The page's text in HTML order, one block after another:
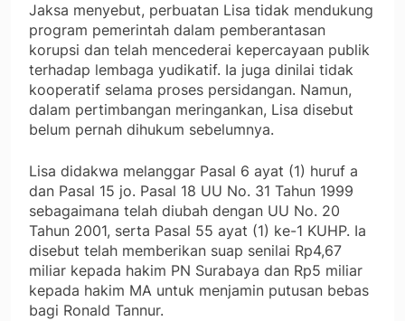
Jaksa menyebut, perbuatan Lisa tidak mendukung
program pemerintah dalam pemberantasan
korupsi dan telah mencederai kepercayaan publik
terhadap lembaga yudikatif. Ia juga dinilai tidak
kooperatif selama proses persidangan. Namun,
dalam pertimbangan meringankan, Lisa disebut
belum pernah dihukum sebelumnya.
Lisa didakwa melanggar Pasal 6 ayat (1) huruf a
dan Pasal 15 jo. Pasal 18 UU No. 31 Tahun 1999
sebagaimana telah diubah dengan UU No. 20
Tahun 2001, serta Pasal 55 ayat (1) ke-1 KUHP. Ia
disebut telah memberikan suap senilai Rp4,67
miliar kepada hakim PN Surabaya dan Rp5 miliar
kepada hakim MA untuk menjamin putusan bebas
bagi Ronald Tannur.